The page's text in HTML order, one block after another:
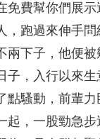
免費幫你們展
，跑過來伸手
兩下子，他便被
子，入行以來
點騷動，前輩
，一股勁急步